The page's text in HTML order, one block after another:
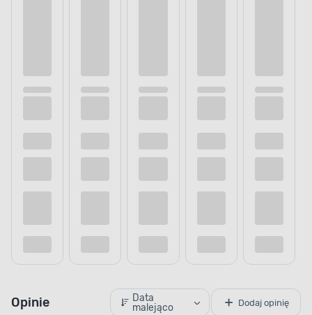
Opinie
Data
malejąco
Dodaj opinię